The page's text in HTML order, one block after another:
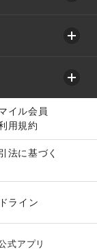
イル会員
用規約
法に基づく
ライン
式アプリ